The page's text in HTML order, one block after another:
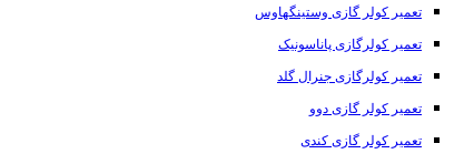
تعمیر کولر گازی وستینگهاوس
تعمیر کولرگازی پاناسونیک
تعمیر کولرگازی جنرال گلد
تعمیر کولر گازی دوو
تعمیر کولر گازی کندی